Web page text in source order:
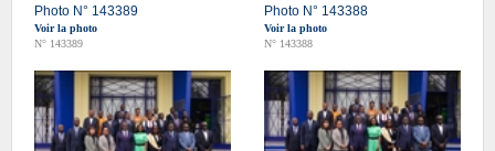
Photo N° 143389
Voir la photo
N° 143389
Photo N° 143388
Voir la photo
N° 143388